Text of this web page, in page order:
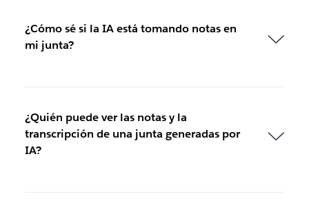
¿Cómo sé si la IA está tomando notas en
mi junta?
¿Quién puede ver las notas y la
transcripción de una junta generadas por
IA?